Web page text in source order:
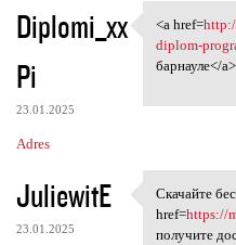
Diplomi_xx
Pi
23.01.2025
Adres
<a
<a href=
diplom-
барнауле</a>
JuliewitE
23.01.2025
Скачайте
Скачайте
href=https://
получите